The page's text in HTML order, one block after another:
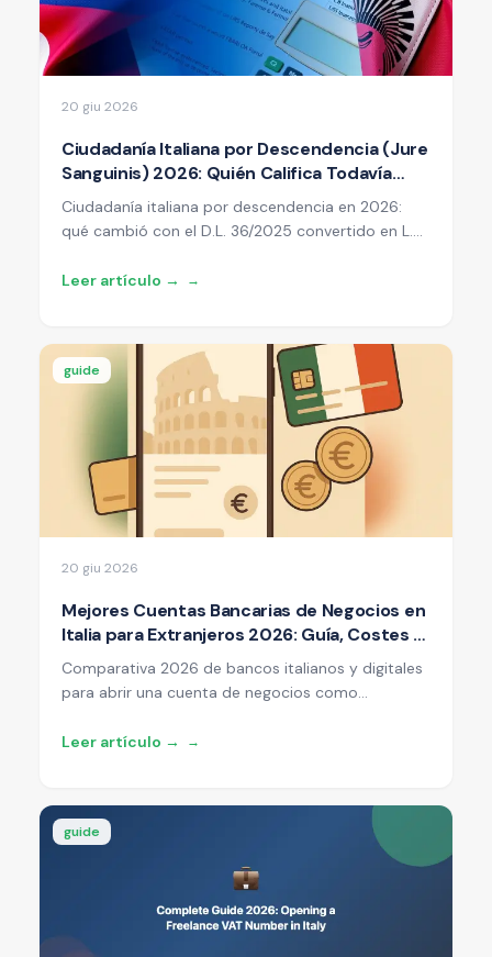
20 giu 2026
Ciudadanía Italiana por Descendencia (Jure
Sanguinis) 2026: Quién Califica Todavía
Tras la Reforma y la Sentencia 63/2026
Ciudadanía italiana por descendencia en 2026:
qué cambió con el D.L. 36/2025 convertido en L.
del Tribunal Constitucional, quién califica todavía,
Leer artículo → →
guide
20 giu 2026
Mejores Cuentas Bancarias de Negocios en
Italia para Extranjeros 2026: Guía, Costes y
Documentos Requeridos
Comparativa 2026 de bancos italianos y digitales
para abrir una cuenta de negocios como
requeridos, plazos, pros y contras. Guía práctica.
Leer artículo → →
guide